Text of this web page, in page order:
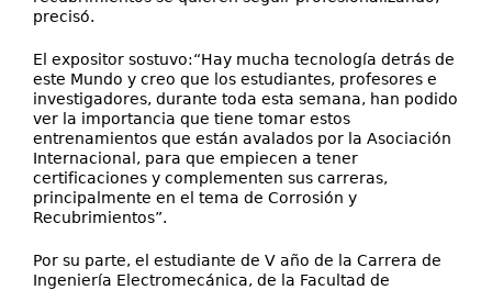
precisó.
El expositor sostuvo:“Hay mucha tecnología detrás de
este Mundo y creo que los estudiantes, profesores e
investigadores, durante toda esta semana, han podido
ver la importancia que tiene tomar estos
entrenamientos que están avalados por la Asociación
Internacional, para que empiecen a tener
certificaciones y complementen sus carreras,
principalmente en el tema de Corrosión y
Recubrimientos”.
Por su parte, el estudiante de V año de la Carrera de
Ingeniería Electromecánica, de la Facultad de